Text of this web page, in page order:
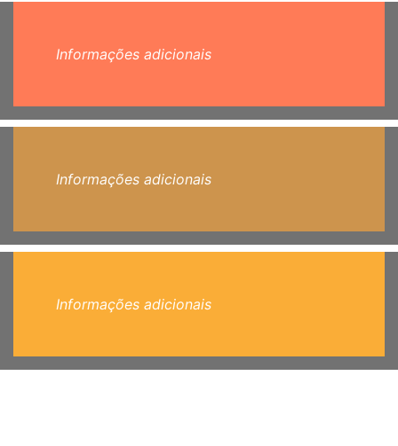
Informações adicionais
Informações adicionais
Informações adicionais